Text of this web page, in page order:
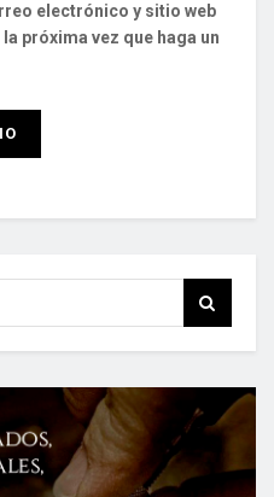
electrónico y sitio web
próxima vez que haga un